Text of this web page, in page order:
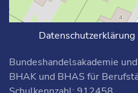
Datenschutzerklärung
Bundeshandelsakademie
BHAK und BHAS für